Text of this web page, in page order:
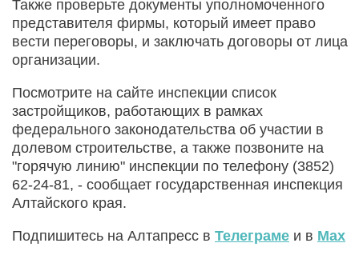
Также проверьте документы уполномоченного
представителя фирмы, который имеет право
вести переговоры, и заключать договоры от лица
организации.
Посмотрите на сайте инспекции список
застройщиков, работающих в рамках
федерального законодательства об участии в
долевом строительстве, а также позвоните на
"горячую линию" инспекции по телефону (3852)
62-24-81, - сообщает государственная инспекция
Алтайского края.
Подпишитесь на Алтапресс в Телеграме и в Max